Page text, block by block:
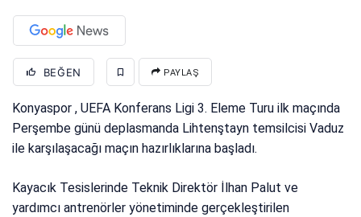
BEĞEN PAYLAŞ
Konyaspor , UEFA Konferans Ligi 3. Eleme Turu ilk maçında
Perşembe günü deplasmanda Lihtenştayn temsilcisi Vaduz
ile karşılaşacağı maçın hazırlıklarına başladı.
Kayacık Tesislerinde Teknik Direktör İlhan Palut ve
yardımcı antrenörler yönetiminde gerçekleştirilen